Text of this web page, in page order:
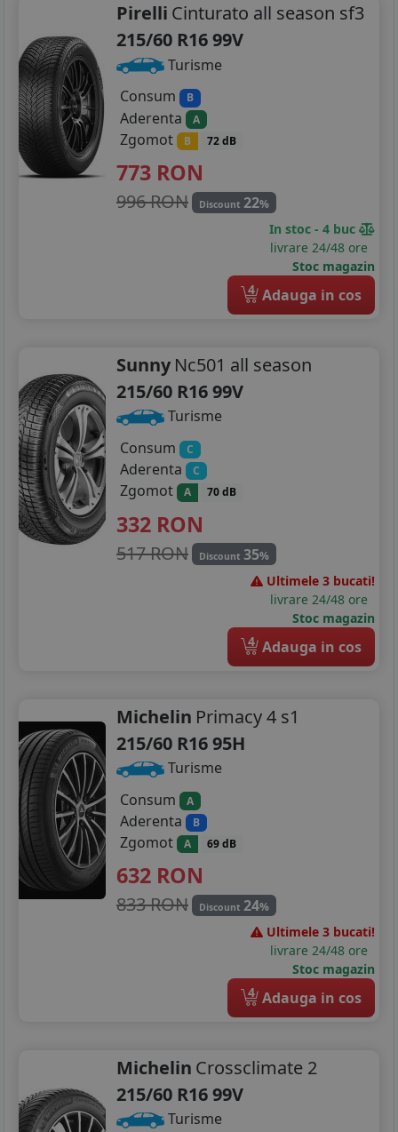
Pirelli Cinturato all season sf3
215/60 R16 99V
Turisme
Consum
B
Aderenta A
Zgomot B 72 dB
773 RON
996 RON Discount 22%
In stoc - 4 buc
livrare 24/48 ore
Stoc magazin
4 Adauga in cos
Sunny Nc501 all season
215/60 R16 99V
Turisme
Consum
C
Aderenta C
Zgomot A 70 dB
332 RON
517 RON Discount 35%
Ultimele 3 bucati!
livrare 24/48 ore
Stoc magazin
4 Adauga in cos
Michelin Primacy 4 s1
215/60 R16 95H
Turisme
Consum
A
Aderenta B
Zgomot A 69 dB
632 RON
833 RON Discount 24%
Ultimele 3 bucati!
livrare 24/48 ore
Stoc magazin
4 Adauga in cos
Michelin Crossclimate 2
215/60 R16 99V
Turisme